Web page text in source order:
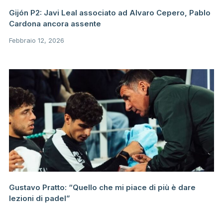
Gijón P2: Javi Leal associato ad Alvaro Cepero, Pablo
Cardona ancora assente
Febbraio 12, 2026
Gustavo Pratto: “Quello che mi piace di più è dare
lezioni di padel”